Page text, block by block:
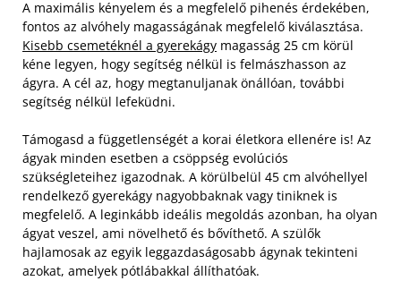
A maximális kényelem és a megfelelő pihenés érdekében,
fontos az alvóhely magasságának megfelelő kiválasztása.
Kisebb csemetéknél a gyerekágy magasság 25 cm körül
kéne legyen, hogy segítség nélkül is felmászhasson az
ágyra. A cél az, hogy megtanuljanak önállóan, további
segítség nélkül lefeküdni.
Támogasd a függetlenségét a korai életkora ellenére is! Az
ágyak minden esetben a csöppség evolúciós
szükségleteihez igazodnak. A körülbelül 45 cm alvóhellyel
rendelkező gyerekágy nagyobbaknak vagy tiniknek is
megfelelő. A leginkább ideális megoldás azonban, ha olyan
ágyat veszel, ami növelhető és bővíthető. A szülők
hajlamosak az egyik leggazdaságosabb ágynak tekinteni
azokat, amelyek pótlábakkal állíthatóak.